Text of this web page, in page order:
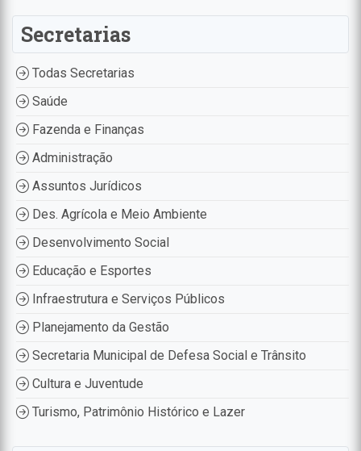
Secretarias
Todas Secretarias
Saúde
Fazenda e Finanças
Administração
Assuntos Jurídicos
Des. Agrícola e Meio Ambiente
Desenvolvimento Social
Educação e Esportes
Infraestrutura e Serviços Públicos
Planejamento da Gestão
Secretaria Municipal de Defesa Social e Trânsito
Cultura e Juventude
Turismo, Patrimônio Histórico e Lazer